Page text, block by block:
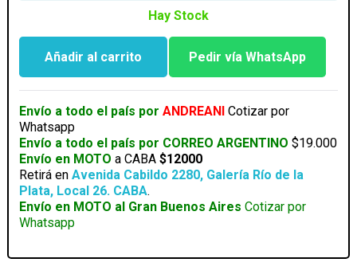
Hay Stock
INTELAID
ESCRITORIO
ERGONOMICO
HIDRAULICO
cantidad
Añadir al carrito Pedir vía WhatsApp
Envío a todo el país por ANDREANI Cotizar por
Whatsapp
Envío a todo el país por CORREO ARGENTINO $19.000
Envío en MOTO a CABA$12000
Retirá enAvenida Cabildo 2280, Galería Río de la
Plata, Local 26. CABA.
Envío en MOTO al Gran Buenos Aires Cotizar por
Whatsapp